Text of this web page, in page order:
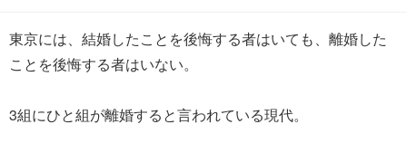
東京には、結婚したことを後悔する者はいても、離婚した
ことを後悔する者はいない。
3組にひと組が離婚すると言われている現代。